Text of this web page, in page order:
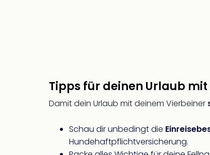
Tipps für deinen Urlaub mit
Damit dein Urlaub mit deinem Vierbeiner
Schau dir unbedingt die
Hundehaftpflichtversicherung.